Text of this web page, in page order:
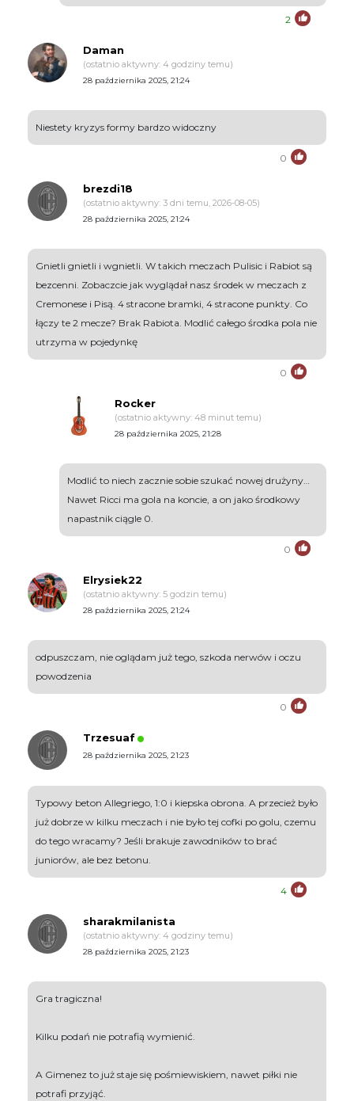
2
Daman
(ostatnio aktywny: 4 godziny temu)
28 października 2025, 21:24
Niestety kryzys formy bardzo widoczny
0
brezdi18
(ostatnio aktywny: 3 dni temu, 2026-08-05)
28 października 2025, 21:24
Gnietli gnietli i wgnietli. W takich meczach Pulisic i Rabiot są
bezcenni. Zobaczcie jak wyglądał nasz środek w meczach z
Cremonese i Pisą. 4 stracone bramki, 4 stracone punkty. Co
łączy te 2 mecze? Brak Rabiota. Modlić całego środka pola nie
utrzyma w pojedynkę
0
Rocker
(ostatnio aktywny: 48 minut temu)
28 października 2025, 21:28
Modlić to niech zacznie sobie szukać nowej drużyny…
Nawet Ricci ma gola na koncie, a on jako środkowy
napastnik ciągle 0.
0
Elrysiek22
(ostatnio aktywny: 5 godzin temu)
28 października 2025, 21:24
odpuszczam, nie oglądam już tego, szkoda nerwów i oczu
powodzenia
0
Trzesuaf
28 października 2025, 21:23
Typowy beton Allegriego, 1:0 i kiepska obrona. A przecież było
już dobrze w kilku meczach i nie było tej cofki po golu, czemu
do tego wracamy? Jeśli brakuje zawodników to brać
juniorów, ale bez betonu.
4
sharakmilanista
(ostatnio aktywny: 4 godziny temu)
28 października 2025, 21:23
Gra tragiczna!
Kilku podań nie potrafią wymienić.
A Gimenez to już staje się pośmiewiskiem, nawet piłki nie
potrafi przyjąć.